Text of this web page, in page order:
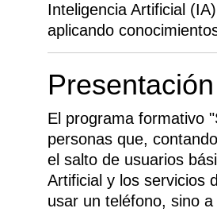
Inteligencia Artificial
aplicando
Presentación
El programa formativo
personas que,
el salto de usuarios
Artificial y los servicios
usar un teléfono, sino